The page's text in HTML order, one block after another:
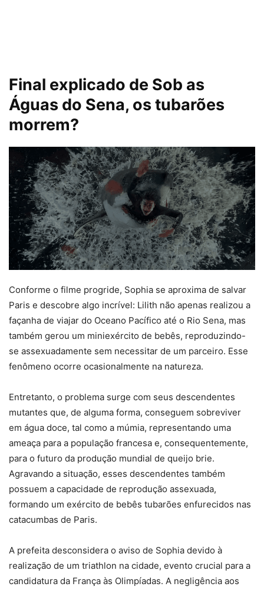
Final explicado de Sob as
Águas do Sena, os tubarões
morrem?
Conforme o filme progride, Sophia se aproxima de salvar
Paris e descobre algo incrível: Lilith não apenas realizou a
façanha de viajar do Oceano Pacífico até o Rio Sena, mas
também gerou um miniexército de bebês, reproduzindo-
se assexuadamente sem necessitar de um parceiro. Esse
fenômeno ocorre ocasionalmente na natureza.
Entretanto, o problema surge com seus descendentes
mutantes que, de alguma forma, conseguem sobreviver
em água doce, tal como a múmia, representando uma
ameaça para a população francesa e, consequentemente,
para o futuro da produção mundial de queijo brie.
Agravando a situação, esses descendentes também
possuem a capacidade de reprodução assexuada,
formando um exército de bebês tubarões enfurecidos nas
catacumbas de Paris.
A prefeita desconsidera o aviso de Sophia devido à
realização de um triathlon na cidade, evento crucial para a
candidatura da França às Olimpíadas. A negligência aos